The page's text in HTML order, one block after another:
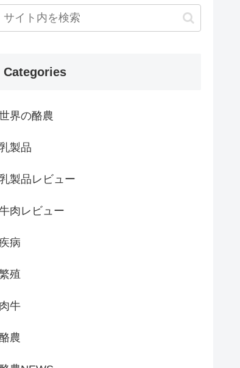
Categories
界の酪農
製品
製品レビュー
肉レビュー
病
殖
肉牛
農